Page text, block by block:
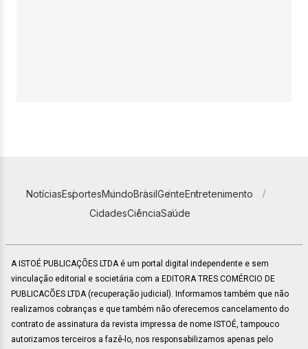
NotíciasEsportesMundoBrasilGenteEntretenimento
CidadesCiênciaSaúde
A ISTOÉ PUBLICAÇÕES LTDA é um portal digital independente e sem
vinculação editorial e societária com a EDITORA TRES COMÉRCIO DE
PUBLICACÕES LTDA (recuperação judicial). Informamos também que não
realizamos cobranças e que também não oferecemos cancelamento do
contrato de assinatura da revista impressa de nome ISTOÉ, tampouco
autorizamos terceiros a fazê-lo, nos responsabilizamos apenas pelo